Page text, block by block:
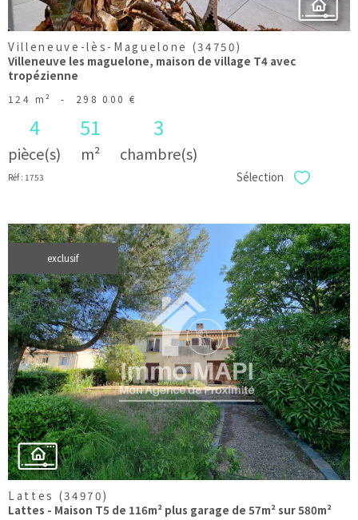
Villeneuve-lès-Maguelone (34750)
Villeneuve les maguelone, maison de village T4 avec
tropézienne
124 m² - 298 000 €
4
pièce(s)
51
m²
3
chambre(s)
Réf : 1753 Sélection Sélectionner
exclusif
voir le
bien
Lattes (34970)
Lattes - Maison T5 de 116m² plus garage de 57m² sur 580m²